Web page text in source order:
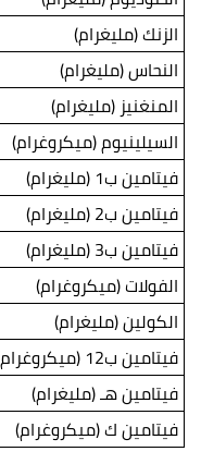
الزنك (مليغرام)
النحاس (مليغرام)
المنغنيز (مليغرام)
السيلينيوم (ميكروغرام)
فيتامين ب1 (مليغرام)
فيتامين ب2 (مليغرام)
فيتامين ب3 (مليغرام)
الفولات (ميكروغرام)
الكولين (مليغرام)
فيتامين ب12 (ميكروغرام)
فيتامين هـ (مليغرام)
فيتامين ك (ميكروغرام)